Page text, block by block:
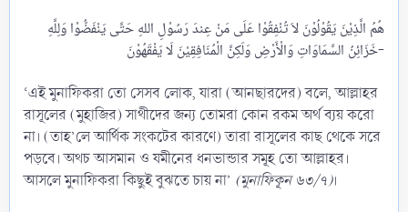
هُمُ الَّذِيْنَ يَقُوْلُوْنَ لاَ تُنْفِقُوْا عَلَى مَنْ عِندَ رَسُوْلِ اللهِ حَتَّى يَنْفَضُّوْا وَلِلَّهِ
خَزَائِنُ السَّمَاوَاتِ وَالْأَرْضِ وَلَكِنَّ الْمُنَافِقِيْنَ لَا يَفْقَهُوْنَ-​
‘এই মুনাফিকরা তো সেসব লোক, যারা (আনছারদের) বলে, আল্লাহর
রাসূলের (মুহাজির) সাথীদের জন্য তোমরা কোন রকম অর্থ ব্যয় করো
না। (তাহ’লে আর্থিক সংকটের কারণে) তারা রাসূলের কাছ থেকে সরে
পড়বে। অথচ আসমান ও যমীনের ধনভান্ডার সমূহ তো আল্লাহর।
আসলে মুনাফিকরা কিছুই বুঝতে চায় না’ (মুনাফিকূন ৬৩/৭)।